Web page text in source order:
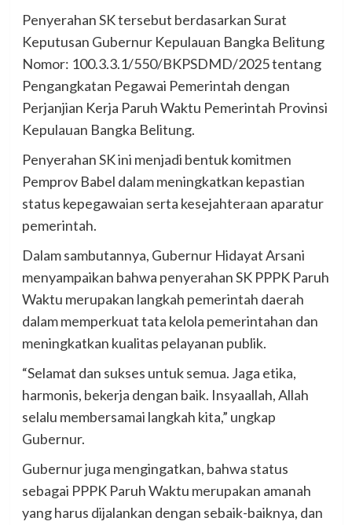
Penyerahan SK tersebut berdasarkan Surat
Keputusan Gubernur Kepulauan Bangka Belitung
Nomor: 100.3.3.1/550/BKPSDMD/2025 tentang
Pengangkatan Pegawai Pemerintah dengan
Perjanjian Kerja Paruh Waktu Pemerintah Provinsi
Kepulauan Bangka Belitung.
Penyerahan SK ini menjadi bentuk komitmen
Pemprov Babel dalam meningkatkan kepastian
status kepegawaian serta kesejahteraan aparatur
pemerintah.
Dalam sambutannya, Gubernur Hidayat Arsani
menyampaikan bahwa penyerahan SK PPPK Paruh
Waktu merupakan langkah pemerintah daerah
dalam memperkuat tata kelola pemerintahan dan
meningkatkan kualitas pelayanan publik.
“Selamat dan sukses untuk semua. Jaga etika,
harmonis, bekerja dengan baik. Insyaallah, Allah
selalu membersamai langkah kita,” ungkap
Gubernur.
Gubernur juga mengingatkan, bahwa status
sebagai PPPK Paruh Waktu merupakan amanah
yang harus dijalankan dengan sebaik-baiknya, dan